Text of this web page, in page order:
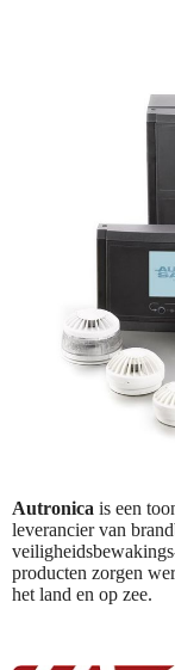
Autronica is een
leverancier van
producten zorgen
het land en op zee.